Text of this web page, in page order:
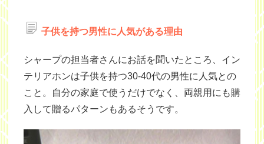
子供を持つ男性に人気がある理由
シャープの担当者さんにお話を聞いたところ、イン
テリアホンは子供を持つ30-40代の男性に人気との
こと。自分の家庭で使うだけでなく、両親用にも購
入して贈るパターンもあるそうです。